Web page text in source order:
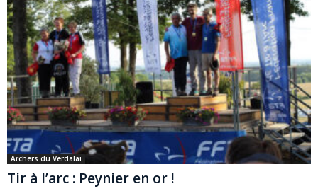
Archers du Verdalaï
Tir à l’arc : Peynier en or !